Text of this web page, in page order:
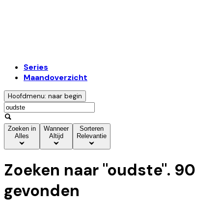
Series
Maandoverzicht
Hoofdmenu: naar begin
Zoeken in
Alles
Wanneer
Altijd
Sorteren
Relevantie
Zoeken naar "oudste". 90
gevonden